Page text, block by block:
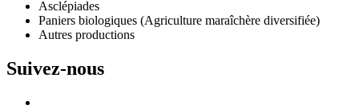
Asclépiades
Paniers biologiques (Agriculture maraîchère diversifiée)
Autres productions
Suivez-nous